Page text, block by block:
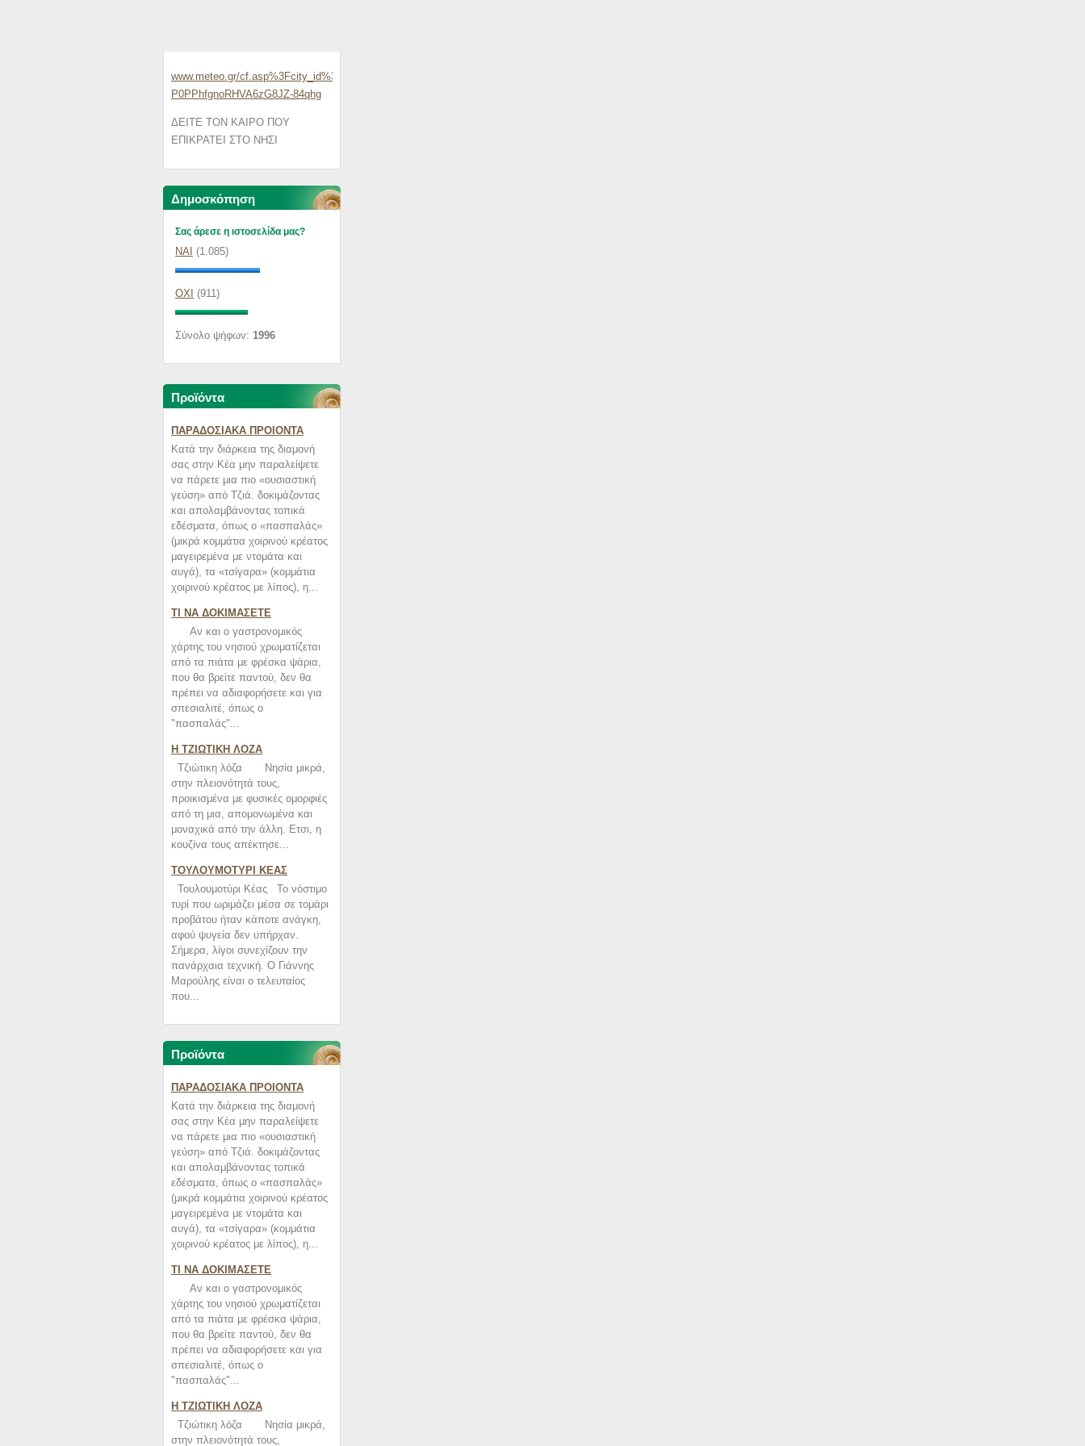
www.meteo.gr/cf.asp%3Fcity_id%3D78&ei=g8ykUK_3Isir0AWthIHoAg&sa=X&oi=unauthorizedredirect&ct=targetlink&ust=1352979339574373&usg=AFQjCNF8-
P0PPhfgnoRHVA6zG8JZ-84qhg
ΔΕΙΤΕ ΤΟΝ ΚΑΙΡΟ ΠΟΥ
ΕΠΙΚΡΑΤΕΙ ΣΤΟ ΝΗΣΙ
Δημοσκόπηση
Σας άρεσε η ιστοσελίδα μας?
ΝΑΙ (1.085)
ΟΧΙ (911)
Σύνολο ψήφων: 1996
Προϊόντα
ΠΑΡΑΔΟΣΙΑΚΑ ΠΡΟΙΟΝΤΑ
Κατά την διάρκεια της διαμονή
σας στην Κέα μην παραλείψετε
να πάρετε μια πιο «ουσιαστική
γεύση» από Τζιά. δοκιμάζοντας
και απολαμβάνοντας τοπικά
εδέσματα, όπως ο «πασπαλάς»
(μικρά κομμάτια χοιρινού κρέατος
μαγειρεμένα με ντομάτα και
αυγά), τα «τσίγαρα» (κομμάτια
χοιρινού κρέατος με λίπος), η...
ΤΙ ΝΑ ΔΟΚΙΜΑΣΕΤΕ
Αν και ο γαστρονομικός
χάρτης του νησιού χρωματίζεται
από τα πιάτα με φρέσκα ψάρια,
που θα βρείτε παντού, δεν θα
πρέπει να αδιαφορήσετε και για
σπεσιαλιτέ, όπως ο
"πασπαλάς"...
Η ΤΖΙΩΤΙΚΗ ΛΟΖΑ
Τζιώτικη λόζα Νησία μικρά,
στην πλειονότητά τους,
προικισμένα με φυσικές ομορφιές
από τη μια, απομονωμένα και
μοναχικά από την άλλη. Ετσι, η
κουζίνα τους απέκτησε...
ΤΟΥΛΟΥΜΟΤΥΡΙ ΚΕΑΣ
Τουλουμοτύρι Κέας Το νόστιμο
τυρί που ωριμάζει μέσα σε τομάρι
προβάτου ήταν κάποτε ανάγκη,
αφού ψυγεία δεν υπήρχαν.
Σήμερα, λίγοι συνεχίζουν την
πανάρχαια τεχνική. Ο Γιάννης
Μαρούλης είναι ο τελευταίος
που...
Προϊόντα
ΠΑΡΑΔΟΣΙΑΚΑ ΠΡΟΙΟΝΤΑ
Κατά την διάρκεια της διαμονή
σας στην Κέα μην παραλείψετε
να πάρετε μια πιο «ουσιαστική
γεύση» από Τζιά. δοκιμάζοντας
και απολαμβάνοντας τοπικά
εδέσματα, όπως ο «πασπαλάς»
(μικρά κομμάτια χοιρινού κρέατος
μαγειρεμένα με ντομάτα και
αυγά), τα «τσίγαρα» (κομμάτια
χοιρινού κρέατος με λίπος), η...
ΤΙ ΝΑ ΔΟΚΙΜΑΣΕΤΕ
Αν και ο γαστρονομικός
χάρτης του νησιού χρωματίζεται
από τα πιάτα με φρέσκα ψάρια,
που θα βρείτε παντού, δεν θα
πρέπει να αδιαφορήσετε και για
σπεσιαλιτέ, όπως ο
"πασπαλάς"...
Η ΤΖΙΩΤΙΚΗ ΛΟΖΑ
Τζιώτικη λόζα Νησία μικρά,
στην πλειονότητά τους,